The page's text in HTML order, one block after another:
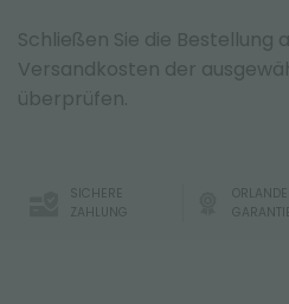
Schließen Sie die Bestellung
Versandkosten der
überprüfen.
SICHERE
ZAHLUNG
GARANTIE